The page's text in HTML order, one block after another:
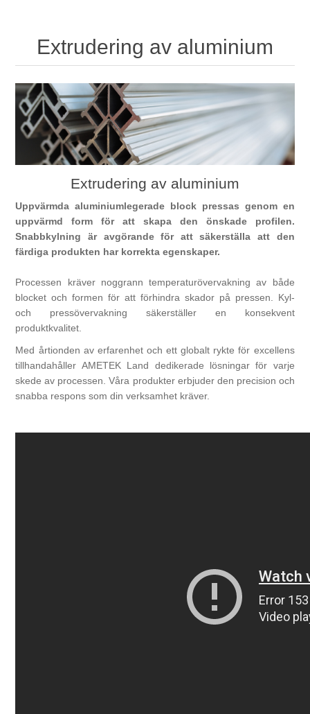
Vibrationsanalys
Digitalisering
Temperaturmätning
Extrudering av aluminium
Extrudering av aluminium
Uppvärmda aluminiumlegerade block pressas genom en
uppvärmd form för att skapa den önskade profilen.
Snabbkylning är avgörande för att säkerställa att den
färdiga produkten har korrekta egenskaper.
Processen kräver noggrann temperaturövervakning av både
blocket och formen för att förhindra skador på pressen. Kyl-
och pressövervakning säkerställer en konsekvent
produktkvalitet.
Med årtionden av erfarenhet och ett globalt rykte för excellens
tillhandahåller AMETEK Land dedikerade lösningar för varje
skede av processen. Våra produkter erbjuder den precision och
snabba respons som din verksamhet kräver.